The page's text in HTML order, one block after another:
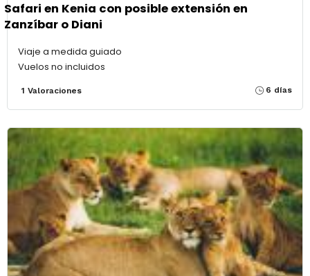
Safari en Kenia con posible extensión en
Zanzíbar o Diani
Viaje a medida guiado
Vuelos no incluidos
1 Valoraciones 6 días